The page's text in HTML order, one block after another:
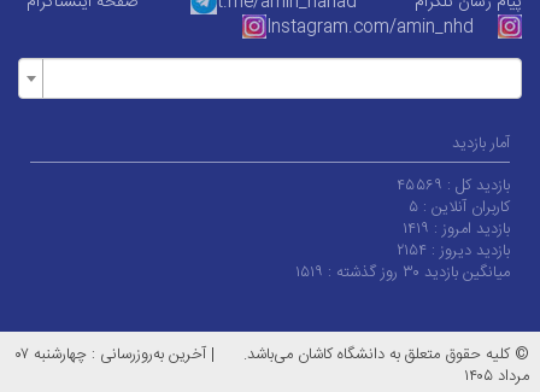
Instagram.com/amin_nhd
آمار بازدید
بازدید کل : ۴۵۵۶۹
کاربران آنلاین : ۵
بازدید امروز : ۱۴۱۹
بازدید دیروز : ۲۱۵۴
میانگین بازدید ۳۰ روز گذشته :
۱۵۱۹
© کلیه حقوق متعلق به دانشگاه کاشان می‌باشد. |
آخرین به‌روزرسانی : چهارشنبه ۰۷
مرداد ۱۴۰۵